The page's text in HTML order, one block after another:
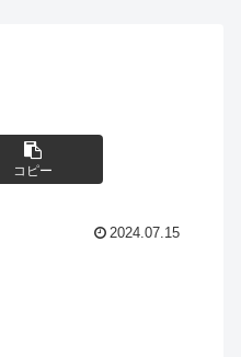
コピー
2024.07.15